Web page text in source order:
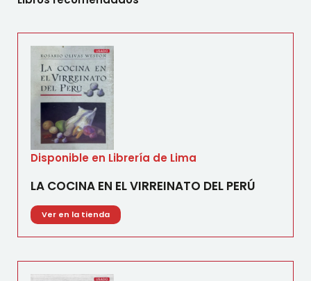
Disponible en Librería de Lima
LA COCINA EN EL VIRREINATO DEL PERÚ
Ver en la tienda